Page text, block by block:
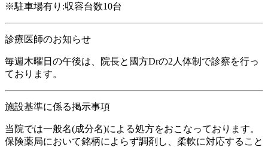
※駐車場有り:収容台数10台
診療医師のお知らせ
毎週木曜日の午後は、院長と國方Drの2人体制で診察を行っ
ております。
施設基準に係る掲示事項
当院では一般名(成分名)による処方をおこなっております。
保険薬局において銘柄によらず調剤し、柔軟に対応すること